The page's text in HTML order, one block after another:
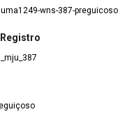
wns-387-preguicoso